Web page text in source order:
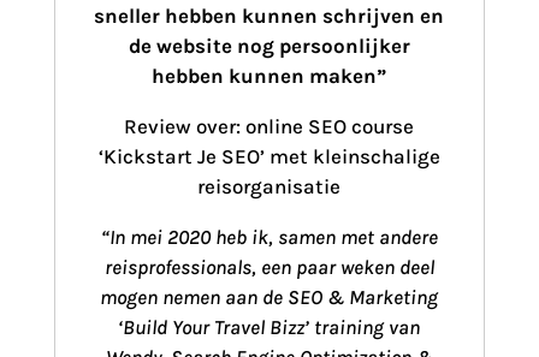
sneller hebben kunnen schrijven en
de website nog persoonlijker
hebben kunnen maken”
Review over: online SEO course
‘Kickstart Je SEO’ met kleinschalige
reisorganisatie
“In mei 2020 heb ik, samen met andere
reisprofessionals, een paar weken deel
mogen nemen aan de SEO & Marketing
‘Build Your Travel Bizz’ training van